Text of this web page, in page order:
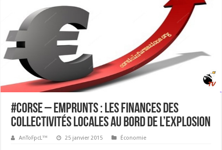
#Corse – Emprunts : les finances des
collectivités locales au bord de l’explosion
AnToFpcL™ 25 janvier 2015 Économie